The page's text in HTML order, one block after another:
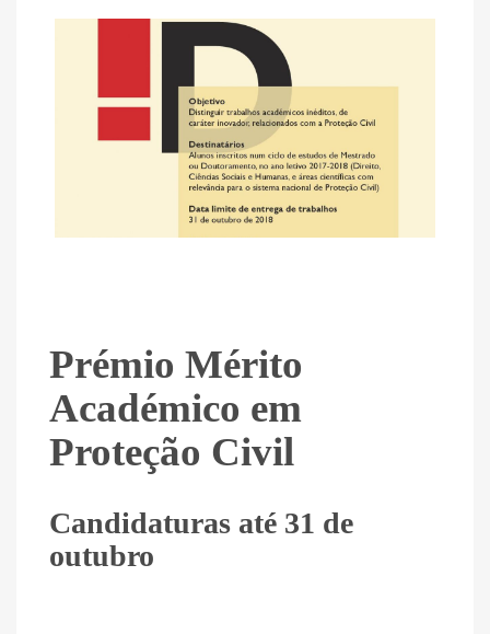
Prémio Mérito
Académico em
Proteção Civil
Candidaturas até 31 de
outubro